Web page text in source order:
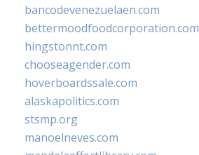
bancodevenezuelaen.com
bettermoodfoodcorporation.com
hingstonnt.com
chooseagender.com
hoverboardssale.com
alaskapolitics.com
stsmp.org
manoelneves.com